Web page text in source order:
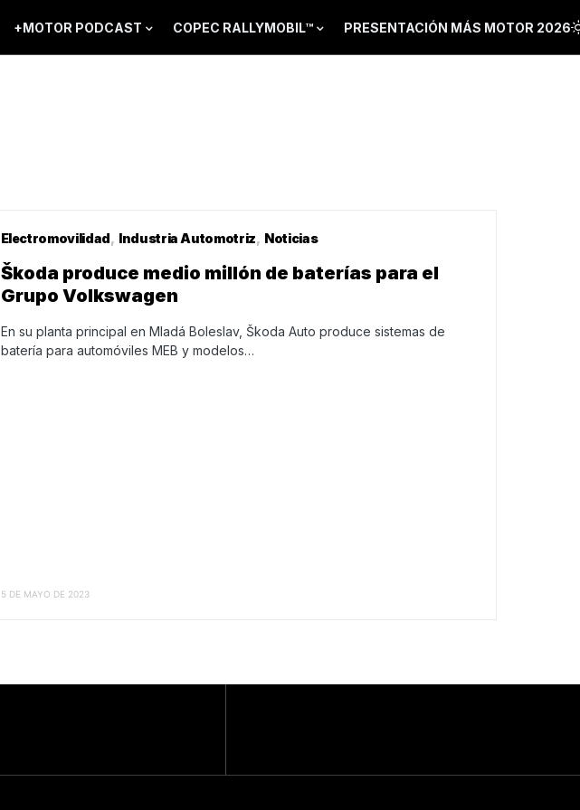
+MOTOR PODCAST COPEC RALLYMOBIL™ PRESENTACIÓN MÁS MOTOR 2026
Electromovilidad Industria Automotriz Noticias
Škoda produce medio millón de baterías para el
Grupo Volkswagen
En su planta principal en Mladá Boleslav, Škoda Auto produce sistemas de
batería para automóviles MEB y modelos…
5 DE MAYO DE 2023